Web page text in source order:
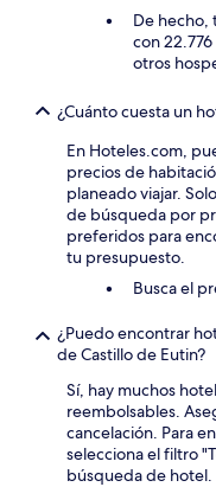
De hecho,
con
otros
¿Cuánto cuesta un
En Hoteles.com,
precios de
planeado viajar.
de búsqueda por
preferidos para
tu presupuesto.
Busca el
¿Puedo encontrar
de Castillo de Eutin?
Sí, hay muchos
reembolsables.
cancelación. Para
selecciona el filtro
búsqueda de hotel.